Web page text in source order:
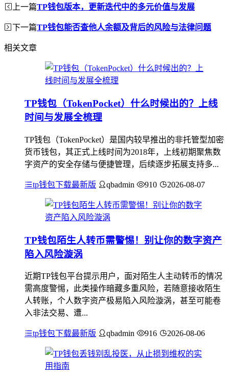
上一篇TP钱包版本，更新迭代中的多元价值与发展
下一篇TP钱包能否查他人余额及背后的风险与法律问题
相关文章
TP钱包（TokenPocket）什么时候出的？上线
时间与发展全梳理
TP钱包（TokenPocket）是国内较早推出的非托管型加密
货币钱包，其正式上线时间为2018年，上线初期聚焦数
字资产的安全存储与便捷管理，后续逐步拓展支持多...
tp钱包下载最新版 qbadmin 910 2026-08-07
TP钱包陌生人转币需警惕！别让你的数字资产
陷入风险漩涡
近期TP钱包平台提示用户，面对陌生人主动转币的情况
需高度警惕，此类操作暗藏多重风险，若随意接收陌生
人转账，个人数字资产极易陷入风险漩涡，甚至可能卷
入非法交易、遭...
tp钱包下载最新版 qbadmin 916 2026-08-06